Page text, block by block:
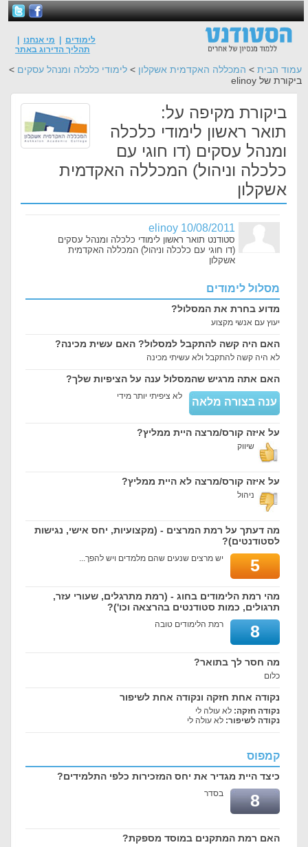
לימודים מי אנחנו
תהליך הדירוג באתר
עמוד הבית > המכללה האקדמית אשקלון > לימודי כלכלה ומנהל עסקים >
ביקורת של elinoy
ביקורת מקיפה על:
תואר ראשון לימודי כלכלה
ומנהל עסקים (דו חוגי עם
כלכלה וניהול) המכללה האקדמית
אשקלון
elinoy 10/08/2011
סטודנט תואר ראשון לימודי כלכלה ומנהל עסקים
(דו חוגי עם כלכלה וניהול) המכללה האקדמית
אשקלון
מסלול לימודים
מדוע בחרת את המסלול?
יעוץ עם אנשי מקצוע
האם היה קשה להתקבל למסלול? האם עשית מכינה?
לא היה קשה להתקבל ולא עשיתי מכינה
האם אתה מרגיש שהמסלול ענה על הציפיות שלך?
ענה בצורה מלאה לא ציפיתי יותר מידי
על איזה קורס/מרצה היית ממליץ?
שיווק
על איזה קורס/מרצה לא היית ממליץ?
ניהול
מה דעתך על רמת המרצים - (מקצועיות, יחס אישי, נגישות
לסטודנטים)?
5 יש מרצים שנעים שהם מלמדים ויש להפך...
מהי רמת הלימודים בחוג - (רמת מתרגלים, שעורי עזר,
תרגולים, כמות סטודנטים בהרצאה וכו')?
8 רמת הלימודים טובה
מה חסר לך בתואר?
כלום
נקודה אחת חזקה ונקודה אחת לשיפור
נקודה חזקה: לא עולה לי
נקודה לשיפור: לא עולה לי
קמפוס
כיצד היית מגדיר את יחס המזכירות כלפי התלמידים?
8 בסדר
האם רמת המתקנים במוסד מספקת?